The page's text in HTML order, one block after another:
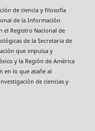
de ciencia y filosofía
de la Información
el Registro Nacional de
de la Secretaria de
que impulsa y
y la Región de América
en lo que atañe al
de ciencias y